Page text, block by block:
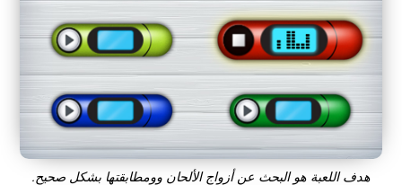
هدف اللعبة هو البحث عن أزواج الألحان وومطابقتها بشكل صحيح.